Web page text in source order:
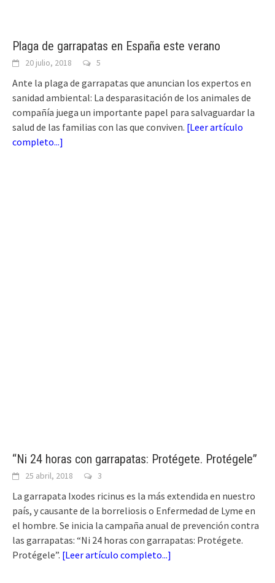
Plaga de garrapatas en España este verano
20 julio, 2018 5
Ante la plaga de garrapatas que anuncian los expertos en
sanidad ambiental: La desparasitación de los animales de
compañía juega un importante papel para salvaguardar la
salud de las familias con las que conviven. [Leer artículo
completo...]
“Ni 24 horas con garrapatas: Protégete. Protégele”
25 abril, 2018 3
La garrapata Ixodes ricinus es la más extendida en nuestro
país, y causante de la borreliosis o Enfermedad de Lyme en
el hombre. Se inicia la campaña anual de prevención contra
las garrapatas: “Ni 24 horas con garrapatas: Protégete.
Protégele”. [Leer artículo completo...]